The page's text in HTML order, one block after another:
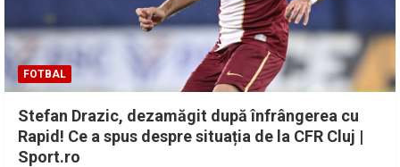
FOTBAL
Stefan Drazic, dezamăgit după înfrângerea cu
Rapid! Ce a spus despre situația de la CFR Cluj |
Sport.ro